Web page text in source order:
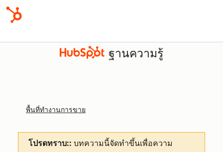
ฐานความรู้
พื้นที่ทำงานการขาย
โปรดทราบ:: บทความนี้จัดทำขึ้นเพื่อความ